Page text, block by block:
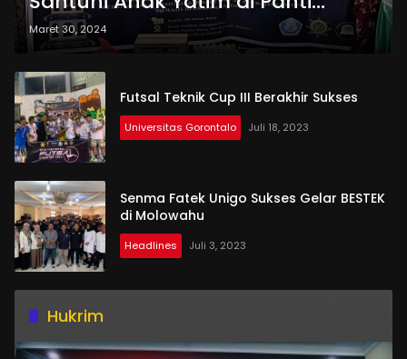
Asuhan Harapan Kita Bone
Bolango
Maret 30, 2024
Futsal Teknik Cup III Berakhir Sukses
Universitas Gorontalo Juli 18, 2023
Senma Fatek Unigo Sukses Gelar BESTEK
di Molowahu
Headlines Juli 3, 2023
Hukrim